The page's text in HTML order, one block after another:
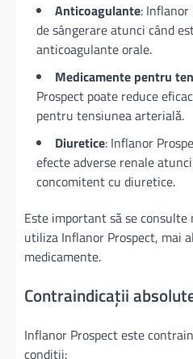
Anticoagulante:
de sângerare atunci când
anticoagulante orale.
Medicamente pentru
Prospect poate reduce
pentru tensiunea arterială.
Diuretice: Inflanor
efecte adverse renale
concomitent cu diuretice.
Este important să se
utiliza Inflanor Prospect, mai
medicamente.
Contraindicații
Inflanor Prospect este
condiții: